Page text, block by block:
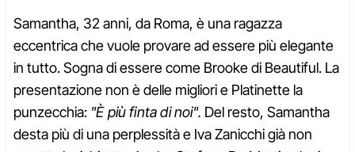
Samantha, 32 anni, da Roma, è una ragazza
eccentrica che vuole provare ad essere più elegante
in tutto. Sogna di essere come Brooke di Beautiful. La
presentazione non è delle migliori e Platinette la
punzecchia: "È più finta di noi". Del resto, Samantha
desta più di una perplessità e Iva Zanicchi già non